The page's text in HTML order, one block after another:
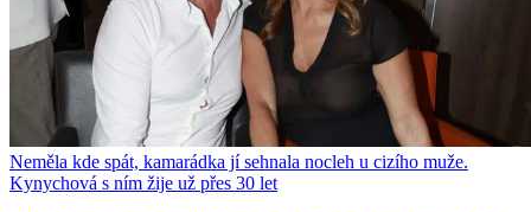
Neměla kde spát, kamarádka jí sehnala nocleh u cizího muže.
Kynychová s ním žije už přes 30 let